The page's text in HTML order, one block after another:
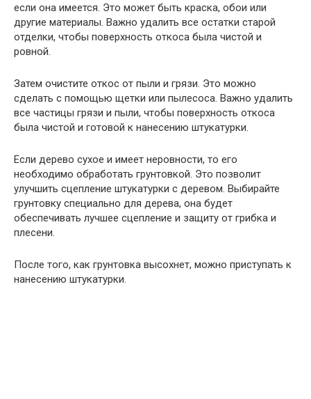
если она имеется. Это может быть краска, обои или
другие материалы. Важно удалить все остатки старой
отделки, чтобы поверхность откоса была чистой и
ровной.
Затем очистите откос от пыли и грязи. Это можно
сделать с помощью щетки или пылесоса. Важно удалить
все частицы грязи и пыли, чтобы поверхность откоса
была чистой и готовой к нанесению штукатурки.
Если дерево сухое и имеет неровности, то его
необходимо обработать грунтовкой. Это позволит
улучшить сцепление штукатурки с деревом. Выбирайте
грунтовку специально для дерева, она будет
обеспечивать лучшее сцепление и защиту от грибка и
плесени.
После того, как грунтовка высохнет, можно приступать к
нанесению штукатурки.